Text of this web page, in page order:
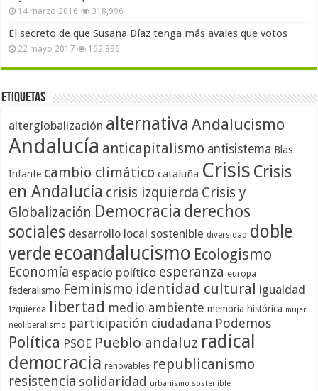
14 marzo 2016 318,996
El secreto de que Susana Díaz tenga más avales que votos
22 mayo 2017 162,896
Etiquetas
alterglobalización alternativa Andalucismo
Andalucía anticapitalismo antisistema Blas
Infante cambio climático cataluña Crisis Crisis
en Andalucía crisis izquierda Crisis y
Globalización Democracia derechos
sociales desarrollo local sostenible diversidad doble
verdeecoandalucismo Ecologismo
Economía espacio político esperanza europa
federalismo Feminismo identidad cultural igualdad
Izquierda libertad medio ambiente memoria histórica mujer
neoliberalismo participación ciudadana Podemos
Política PSOE Pueblo andaluz radical
democracia renovables republicanismo
resistencia solidaridad urbanismo sostenible